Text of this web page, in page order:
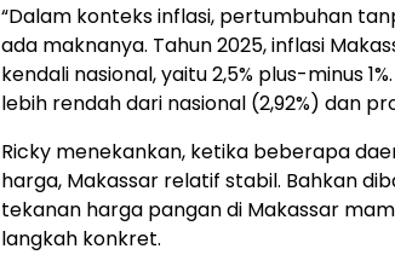
“Dalam konteks inflasi, pertumbuhan
ada maknanya. Tahun 2025, inflasi
kendali nasional, yaitu 2,5% plus-minus
lebih rendah dari nasional (2,92%) dan
Ricky menekankan, ketika beberapa
harga, Makassar relatif stabil. Bahkan
tekanan harga pangan di Makassar
langkah konkret.